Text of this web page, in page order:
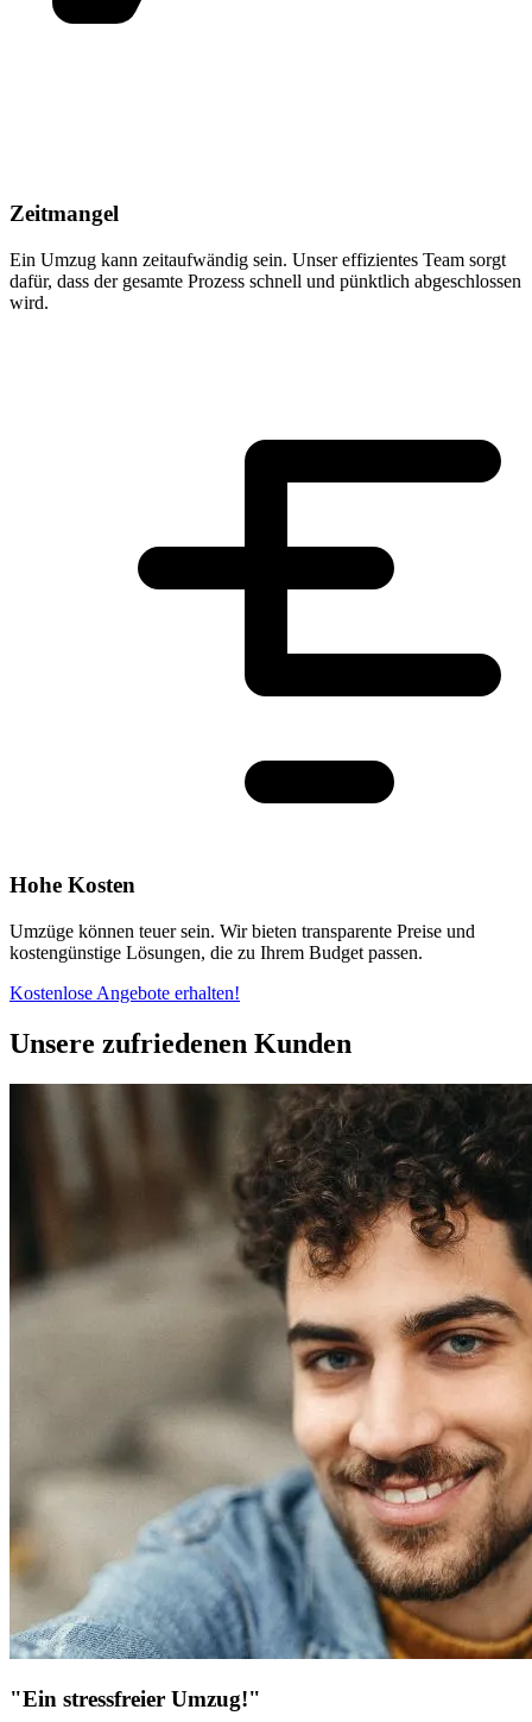
Zeitmangel
Ein Umzug kann zeitaufwändig sein. Unser effizientes Team sorgt
dafür, dass der gesamte Prozess schnell und pünktlich abgeschlossen
wird.
Hohe Kosten
Umzüge können teuer sein. Wir bieten transparente Preise und
kostengünstige Lösungen, die zu Ihrem Budget passen.
Kostenlose Angebote erhalten!
Unsere zufriedenen Kunden
"Ein stressfreier Umzug!"